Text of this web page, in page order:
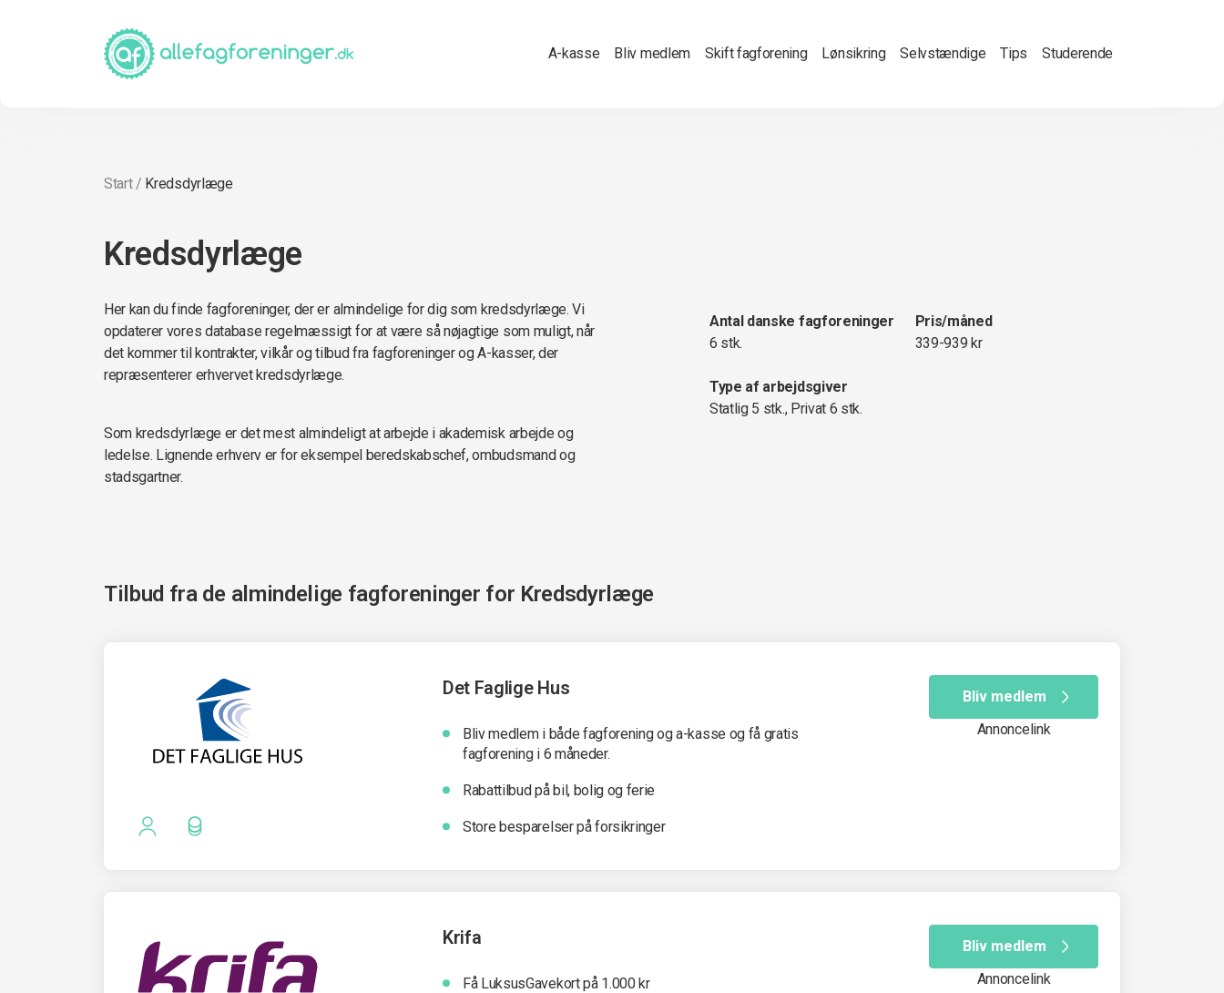
A-kasse Bliv medlem Skift fagforening Lønsikring Selvstændige Tips Studerende
Start/ Kredsdyrlæge
Kredsdyrlæge
Her kan du finde fagforeninger, der er almindelige for dig som kredsdyrlæge. Vi
opdaterer vores database regelmæssigt for at være så nøjagtige som muligt, når
det kommer til kontrakter, vilkår og tilbud fra fagforeninger og A-kasser, der
repræsenterer erhvervet kredsdyrlæge.
Som kredsdyrlæge er det mest almindeligt at arbejde i akademisk arbejde og
ledelse. Lignende erhverv er for eksempel beredskabschef, ombudsmand og
stadsgartner.
Antal danske fagforeninger
6 stk.
Pris/måned
339-939 kr
Type af arbejdsgiver
Statlig 5 stk., Privat 6 stk.
Tilbud fra de almindelige fagforeninger for Kredsdyrlæge
Det Faglige Hus
Bliv medlem i både fagforening og a-kasse og få gratis
fagforening i 6 måneder.
Rabattilbud på bil, bolig og ferie
Store besparelser på forsikringer
Bliv medlem
Annoncelink
Krifa
Få LuksusGavekort på 1.000 kr
Bliv medlem
Annoncelink